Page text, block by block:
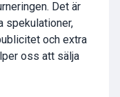
Det är
spekulationer,
och extra
oss att sälja